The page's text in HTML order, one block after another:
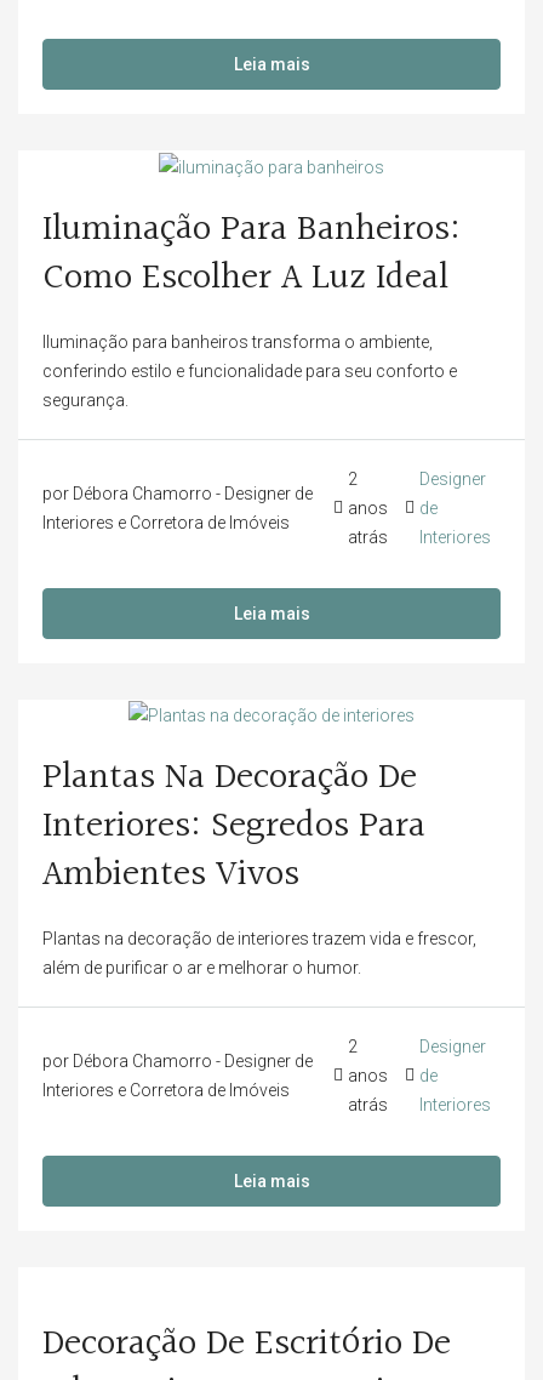
Leia mais
Iluminação Para Banheiros:
Como Escolher A Luz Ideal
Iluminação para banheiros transforma o ambiente,
conferindo estilo e funcionalidade para seu conforto e
segurança.
por Débora Chamorro - Designer de
Interiores e Corretora de Imóveis
2
anos
atrás
Designer
de
Interiores
Leia mais
Plantas Na Decoração De
Interiores: Segredos Para
Ambientes Vivos
Plantas na decoração de interiores trazem vida e frescor,
além de purificar o ar e melhorar o humor.
por Débora Chamorro - Designer de
Interiores e Corretora de Imóveis
2
anos
atrás
Designer
de
Interiores
Leia mais
Decoração De Escritório De